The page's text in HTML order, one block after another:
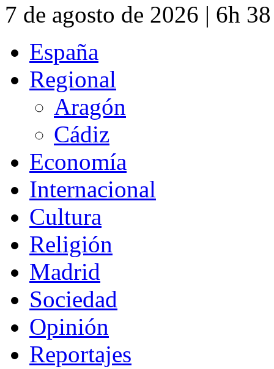
7 de agosto de 2026 | 6h
España
Regional
Aragón
Cádiz
Economía
Internacional
Cultura
Religión
Madrid
Sociedad
Opinión
Reportajes